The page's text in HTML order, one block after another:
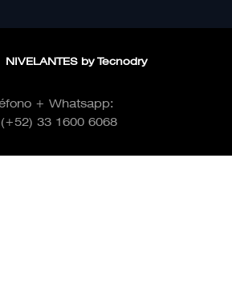
NIVELANTES by Tecnodry
+ Whatsapp:
(+52) 33 1600 6068